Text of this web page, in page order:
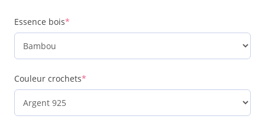
Essence bois*
Couleur crochets*